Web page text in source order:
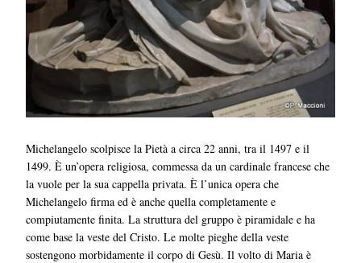
Michelangelo scolpisce la Pietà a circa 22 anni, tra il 1497 e il
1499. È un’opera religiosa, commessa da un cardinale francese che
la vuole per la sua cappella privata. È l’unica opera che
Michelangelo firma ed è anche quella completamente e
compiutamente finita. La struttura del gruppo è piramidale e ha
come base la veste del Cristo. Le molte pieghe della veste
sostengono morbidamente il corpo di Gesù. Il volto di Maria è